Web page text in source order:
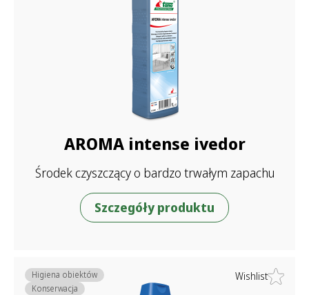
AROMA intense ivedor
Środek czyszczący o bardzo trwałym zapachu
Szczegóły produktu
Wishlist
Higiena obiektów
Konserwacja